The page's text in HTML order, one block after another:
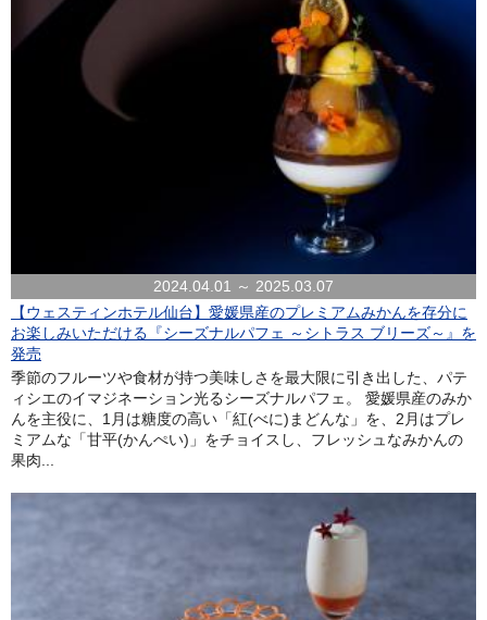
2024.04.01 ～ 2025.03.07
【ウェスティンホテル仙台】愛媛県産のプレミアムみかんを存分に
お楽しみいただける『シーズナルパフェ ～シトラス ブリーズ～』を
発売
季節のフルーツや食材が持つ美味しさを最大限に引き出した、パテ
ィシエのイマジネーション光るシーズナルパフェ。 愛媛県産のみか
んを主役に、1月は糖度の高い「紅(べに)まどんな」を、2月はプレ
ミアムな「甘平(かんぺい)」をチョイスし、フレッシュなみかんの
果肉...